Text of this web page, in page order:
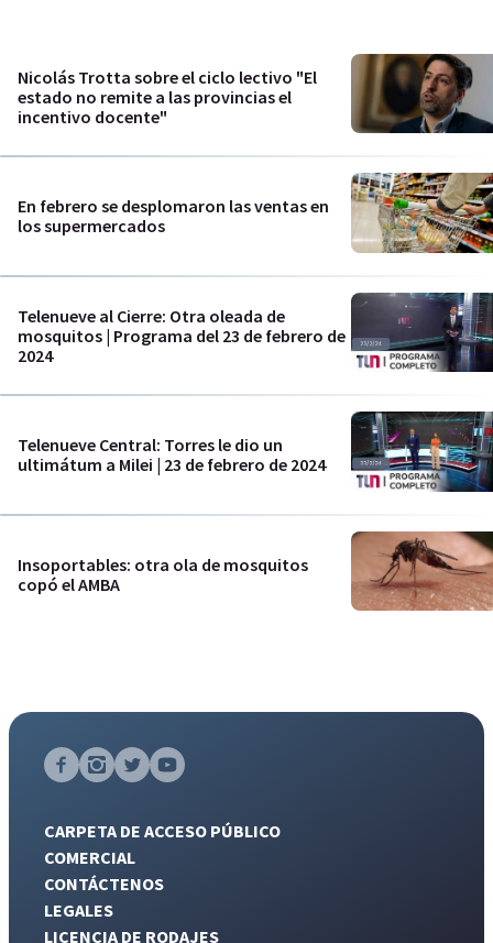
Nicolás Trotta sobre el ciclo lectivo "El
estado no remite a las provincias el
incentivo docente"
En febrero se desplomaron las ventas en
los supermercados
Telenueve al Cierre: Otra oleada de
mosquitos | Programa del 23 de febrero de
2024
Telenueve Central: Torres le dio un
ultimátum a Milei | 23 de febrero de 2024
Insoportables: otra ola de mosquitos
copó el AMBA
CARPETA DE ACCESO PÚBLICO
COMERCIAL
CONTÁCTENOS
LEGALES
LICENCIA DE RODAJES